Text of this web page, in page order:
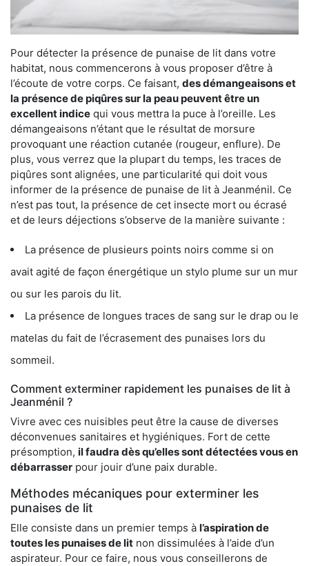
Pour détecter la présence de punaise de lit dans votre
habitat, nous commencerons à vous proposer d’être à
l’écoute de votre corps. Ce faisant, des démangeaisons et
la présence de piqûres sur la peau peuvent être un
excellent indice qui vous mettra la puce à l’oreille. Les
démangeaisons n’étant que le résultat de morsure
provoquant une réaction cutanée (rougeur, enflure). De
plus, vous verrez que la plupart du temps, les traces de
piqûres sont alignées, une particularité qui doit vous
informer de la présence de punaise de lit à Jeanménil. Ce
n’est pas tout, la présence de cet insecte mort ou écrasé
et de leurs déjections s’observe de la manière suivante :
La présence de plusieurs points noirs comme si on
avait agité de façon énergétique un stylo plume sur un mur
ou sur les parois du lit.
La présence de longues traces de sang sur le drap ou le
matelas du fait de l’écrasement des punaises lors du
sommeil.
Comment exterminer rapidement les punaises de lit à
Jeanménil ?
Vivre avec ces nuisibles peut être la cause de diverses
déconvenues sanitaires et hygiéniques. Fort de cette
présomption, il faudra dès qu’elles sont détectées vous en
débarrasser pour jouir d’une paix durable.
Méthodes mécaniques pour exterminer les
punaises de lit
Elle consiste dans un premier temps à l’aspiration de
toutes les punaises de lit non dissimulées à l’aide d’un
aspirateur. Pour ce faire, nous vous conseillerons de